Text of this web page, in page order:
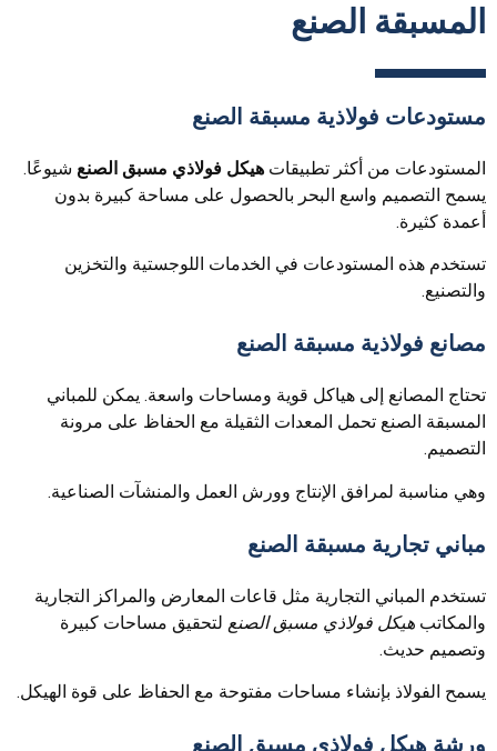
المسبقة الصنع
مستودعات فولاذية مسبقة الصنع
المستودعات من أكثر تطبيقات هيكل فولاذي مسبق الصنع شيوعًا.
يسمح التصميم واسع البحر بالحصول على مساحة كبيرة بدون
أعمدة كثيرة.
تستخدم هذه المستودعات في الخدمات اللوجستية والتخزين
والتصنيع.
مصانع فولاذية مسبقة الصنع
تحتاج المصانع إلى هياكل قوية ومساحات واسعة. يمكن للمباني
المسبقة الصنع تحمل المعدات الثقيلة مع الحفاظ على مرونة
التصميم.
وهي مناسبة لمرافق الإنتاج وورش العمل والمنشآت الصناعية.
مباني تجارية مسبقة الصنع
تستخدم المباني التجارية مثل قاعات المعارض والمراكز التجارية
والمكاتب هيكل فولاذي مسبق الصنع لتحقيق مساحات كبيرة
وتصميم حديث.
يسمح الفولاذ بإنشاء مساحات مفتوحة مع الحفاظ على قوة الهيكل.
ورشة هيكل فولاذي مسبق الصنع